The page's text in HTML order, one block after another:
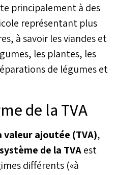
principalement à des
représentant plus
à savoir les viandes et
les plantes, les
de légumes et
de la TVA
valeur ajoutée (TVA),
système de la TVAest
différents («à